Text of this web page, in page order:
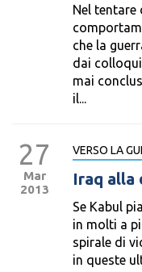
Nel tentare
che la
dai
mai
il...
27
Mar
2013
VERSO LA
Iraq alla
Se Kabul
in molti a
spirale di
in queste